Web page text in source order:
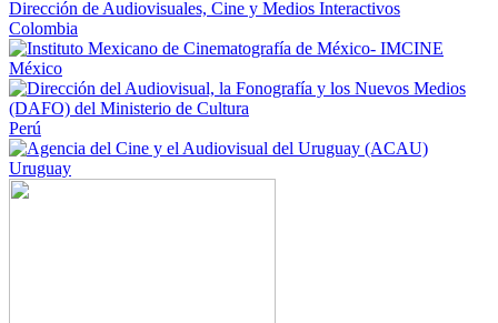
Colombia
México
Perú
Uruguay